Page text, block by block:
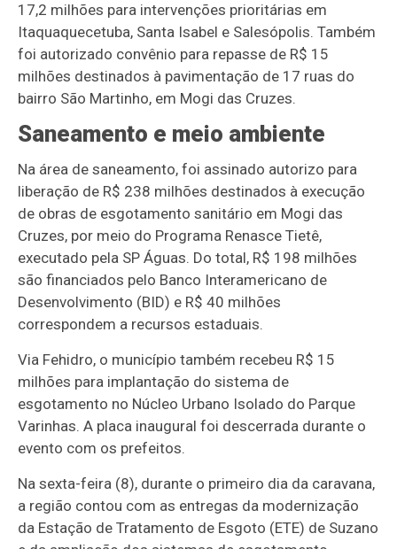
17,2 milhões para intervenções prioritárias em
Itaquaquecetuba, Santa Isabel e Salesópolis. Também
foi autorizado convênio para repasse de R$ 15
milhões destinados à pavimentação de 17 ruas do
bairro São Martinho, em Mogi das Cruzes.
Saneamento e meio ambiente
Na área de saneamento, foi assinado autorizo para
liberação de R$ 238 milhões destinados à execução
de obras de esgotamento sanitário em Mogi das
Cruzes, por meio do Programa Renasce Tietê,
executado pela SP Águas. Do total, R$ 198 milhões
são financiados pelo Banco Interamericano de
Desenvolvimento (BID) e R$ 40 milhões
correspondem a recursos estaduais.
Via Fehidro, o município também recebeu R$ 15
milhões para implantação do sistema de
esgotamento no Núcleo Urbano Isolado do Parque
Varinhas. A placa inaugural foi descerrada durante o
evento com os prefeitos.
Na sexta-feira (8), durante o primeiro dia da caravana,
a região contou com as entregas da modernização
da Estação de Tratamento de Esgoto (ETE) de Suzano